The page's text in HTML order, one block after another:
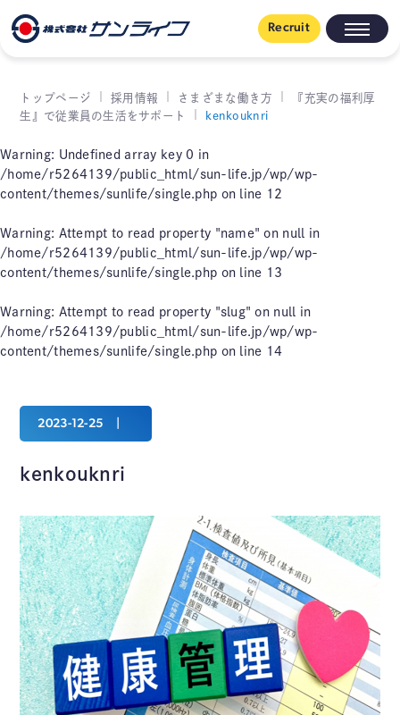
Recruit
トップページ 採用情報 さまざまな働き方
『充実の福利厚
生』で従業員の生活をサポート
kenkouknri
Warning: Undefined array key 0 in
/home/r5264139/public_html/sun-life.jp/wp/wp-
content/themes/sunlife/single.php on line 12
Warning: Attempt to read property "name" on null in
/home/r5264139/public_html/sun-life.jp/wp/wp-
content/themes/sunlife/single.php on line 13
Warning: Attempt to read property "slug" on null in
/home/r5264139/public_html/sun-life.jp/wp/wp-
content/themes/sunlife/single.php on line 14
2023-12-25
kenkouknri